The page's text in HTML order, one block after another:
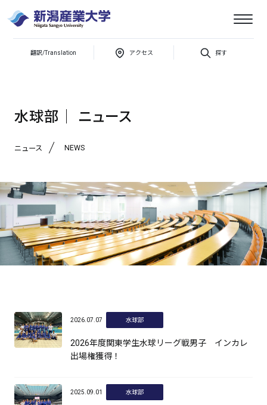
翻訳/Translation アクセス 探す
新潟産業大学 クラブサークル 水球部
水球部│ ニュース
ニュース NEWS
2026.07.07 水球部
2026年度関東学生水球リーグ戦男子 インカレ
出場権獲得！
2025.09.01 水球部